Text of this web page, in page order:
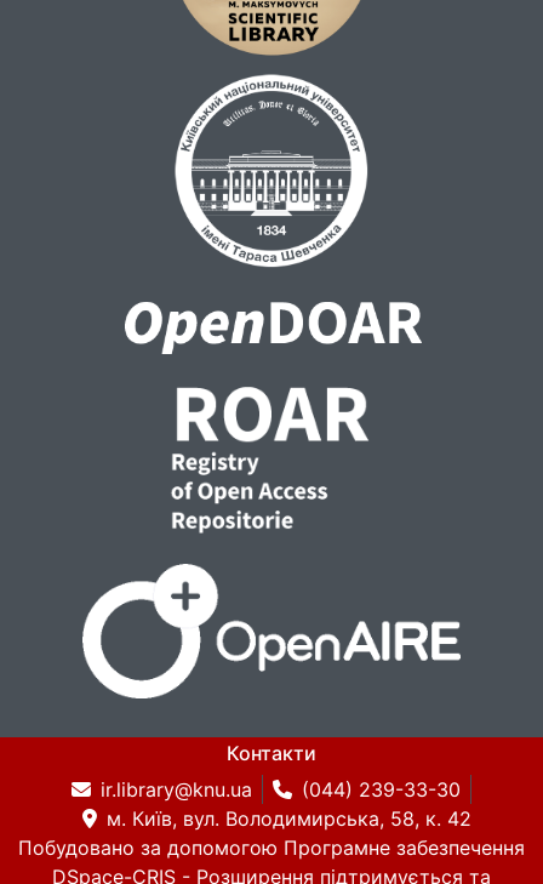
Контакти
ir.library@knu.ua
(044) 239-33-30
м. Київ, вул. Володимирська, 58, к. 42
Побудовано за допомогою Програмне забезпечення
DSpace-CRIS - Розширення підтримується та